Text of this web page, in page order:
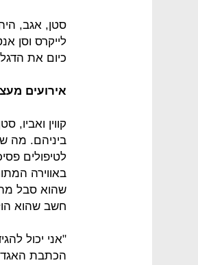
לייקרס וסן
כיום את
אירועים
קווין
ביניהם. מה
לטיפולים
באווירה
חשב שהוא
"אני יכול